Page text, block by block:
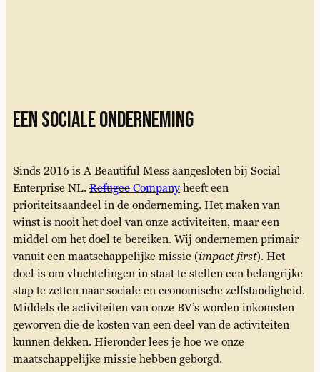
een sociale onderneming
Sinds 2016 is A Beautiful Mess aangesloten bij Social
Enterprise NL. RefugeeCompanyheeft een
prioriteitsaandeel in de onderneming. Het maken van
winst is nooit het doel van onze activiteiten, maar een
middel om het doel te bereiken. Wij ondernemen primair
vanuit een maatschappelijke missie (impact first). Het
doel is om vluchtelingen in staat te stellen een belangrijke
stap te zetten naar sociale en economische zelfstandigheid.
Middels de activiteiten van onze BV’s worden inkomsten
geworven die de kosten van een deel van de activiteiten
kunnen dekken. Hieronder lees je hoe we onze
maatschappelijke missie hebben geborgd.